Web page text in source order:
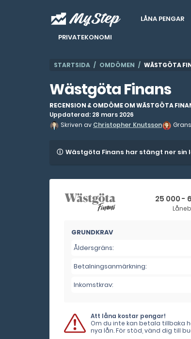
LÅNA PENGAR
PRIVATEKONOMI
STARTSIDA OMDÖMEN WÄSTGÖTA
Wästgöta Finans
RECENSION & OMDÖME OM WÄSTGÖTA
Uppdaterad: 28 mars 2026
Skriven av Christopher Knutsson
Wästgöta Finans har stängt ner
25 000 -
GRUNDKRAV
Åldersgräns:
Betalningsanmärkning:
Inkomstkrav:
Att låna kostar pengar!
Om du inte kan betala tillbaka
nya lån. För stöd, vänd dig till